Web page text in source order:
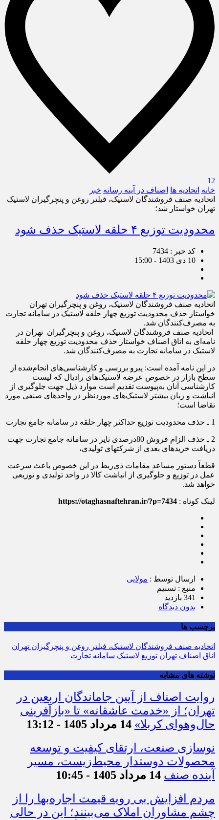
12
خانه اتحادیه ها اصناف در آینه رسانه خبر
اتحادیه صنف فروشندگان لاستیک، فیلتر روغن و پنچرگیران لاستیک
تهران خواستار شد؛
محدودیت توزیع ۴ حلقه لاستیک حذف شود
کد خبر : 7434
10 دی 1403 - 15:00
اتحادیه صنف فروشندگان لاستیک، روغن و پنچرگیران تهران
خواستار حذف محدودیت توزیع چهار حلقه لاستیک در سامانه تجارت
به مصرف‌کنندگان شد.
اتحادیه صنف فروشندگان لاستیک، روغن و پنچرگیران تهران در
نامه‌ای به اتاق اصناف خواستار حذف محدودیت توزیع چهار حلقه
لاستیک در سامانه تجارت به مصرف‌کنندگان شد.
در این نامه آمده است: پیرو بررسی و کارشناسی‌های انجام‌شده از
سطح بازار در خصوص عرضه لاستیک‌های رادیال که لیست
کارشناسی آنان به‌پیوست تقدیم است موارد ذیل جهت جلوگیری از
انباشت و زیان بیشتر لاستیک‌های موردنظر در واحدهای صنفی مورد
تقاضا است؛
1 ـ حذف محدودیت توزیع حداکثر چهار حلقه در سامانه جامع تجارت
2 ـ حذف الزام فروش 80درصدی تایر در سامانه جامع تجارت جهت
دریافت خریدهای بعدی از شرکتهای تولیدی،
قطعاً دستور مساعد مقامات ذی‌ربط در این خصوص باعث سرعت
عمل در توزیع و جلوگیری از انباشت کالا در واحد تولیدی و توزیعی
خواهد شد.
لینک کوتاه : https://otaghasnaftehran.ir/?p=7434
ارسال توسط : مولایی
منبع : تسنیم
341 بازدید
بدون دیدگاه
برچسب ها
اتحادیه صنف فروشندگان لاستیک، فیلتر روغن و پنچرگیران تهران
اناق اصناف تهران توزیع لاستیک سامانه تجارت
نوشته های مشابه
روایت اصناف از آیین جاماندگان اربعین در
تهران؛ از «خدمت عاشقانه» تا «بازآفرینی
حال‌وهوای کربلا» 14 مرداد 1405 - 13:12
نوسازی صنعت، ارتقای کیفیت و توسعه
محصولات دوستدار محیط‌زیست، مسیر
آینده صنف 14 مرداد 1405 - 10:45
مردم افزایش بی رویه قیمت اجاره‌بها را از
چشم مشاوران املاک می‌بینند؛ این در حالی